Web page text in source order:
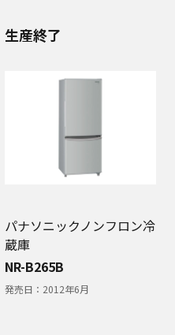
生産終了
パナソニックノンフロン冷
蔵庫
NR-B265B
発売日： 2012年6月